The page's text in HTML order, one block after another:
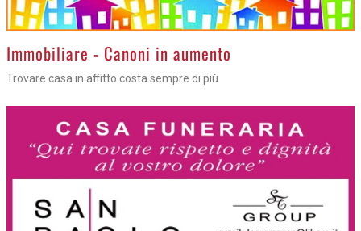
>Immobiliare - Canoni in aumento
Trovare casa in affitto costa sempre di più